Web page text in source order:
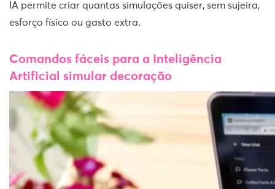
IA permite criar quantas simulações quiser, sem sujeira,
esforço físico ou gasto extra.
Comandos fáceis para a Inteligência
Artificial simular decoração